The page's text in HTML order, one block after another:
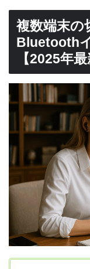
複数端末の
Bluetooth
【2025年最